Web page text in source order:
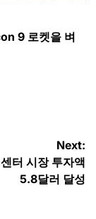
9 로켓을 벼
Next:
터 시장 투자액
5.8달러 달성